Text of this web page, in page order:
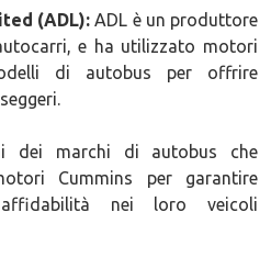
(ADL): ADL è un produttore
e ha utilizzato motori
di autobus per offrire
dei marchi di autobus che
Cummins per garantire
nei loro veicoli